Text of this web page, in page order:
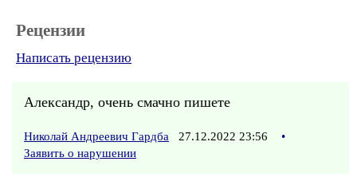
Рецензии
Написать рецензию
Александр, очень смачно пишете
Николай Андреевич Гардба 27.12.2022 23:56
•
Заявить о нарушении